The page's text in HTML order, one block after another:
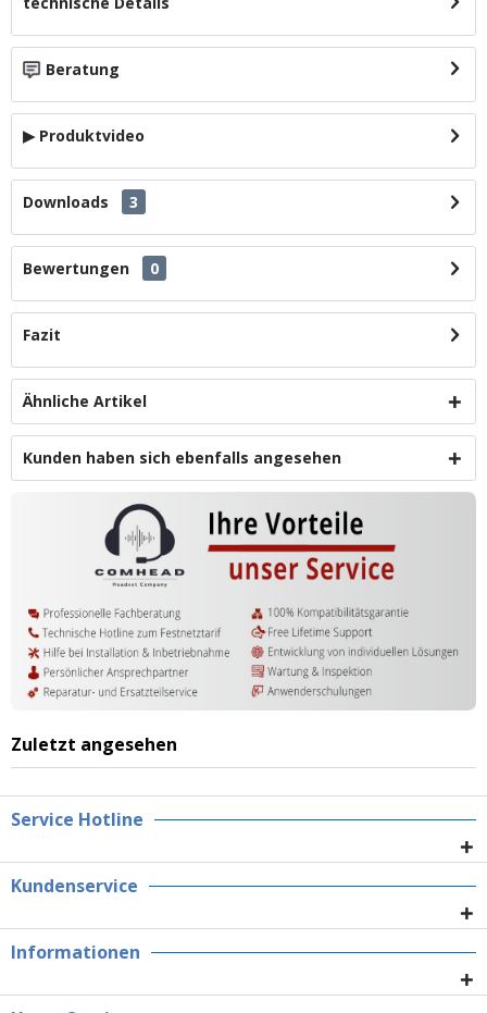
Beratung
▶ Produktvideo
Downloads 3
Bewertungen 0
Fazit
Ähnliche Artikel
Kunden haben sich ebenfalls angesehen
Zuletzt angesehen
Service Hotline
Kundenservice
Informationen